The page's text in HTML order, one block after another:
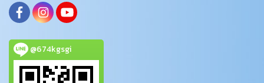
@674kgsgi